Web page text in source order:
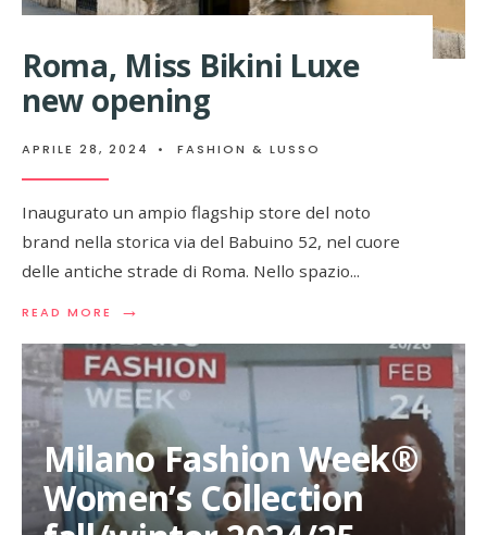
Roma, Miss Bikini Luxe
new opening
APRILE 28, 2024 • FASHION & LUSSO
Inaugurato un ampio flagship store del noto
brand nella storica via del Babuino 52, nel cuore
delle antiche strade di Roma. Nello spazio...
READ MORE →
READ
ROMA,
MISS
BIKINI
LUXE
NEW
OPENING
Milano Fashion Week®
Women’s Collection